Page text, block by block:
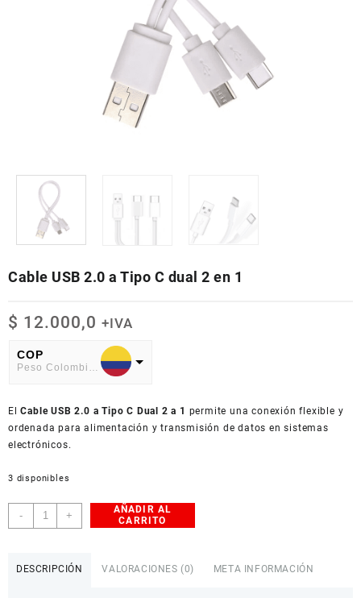
Cable USB 2.0 a Tipo C dual 2 en 1
$ 12.000,0 +IVA
COP
American Dollar
ElCable USB 2.0 a Tipo C Dual 2 a 1 permite una conexión flexible y
ordenada para alimentación y transmisión de datos en sistemas
electrónicos.
3 disponibles
-
Cable
USB
+
AÑADIR AL
CARRITO
DESCRIPCIÓN VALORACIONES (0) META INFORMACIÓN